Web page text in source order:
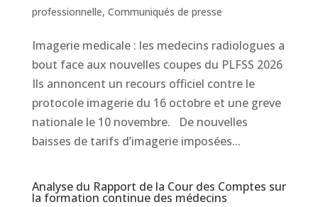
professionnelle, Communiqués de presse
Imagerie medicale : les medecins radiologues a
bout face aux nouvelles coupes du PLFSS 2026
Ils annoncent un recours officiel contre le
protocole imagerie du 16 octobre et une greve
nationale le 10 novembre. De nouvelles
baisses de tarifs d’imagerie imposées...
Analyse du Rapport de la Cour des Comptes sur
la formation continue des médecins